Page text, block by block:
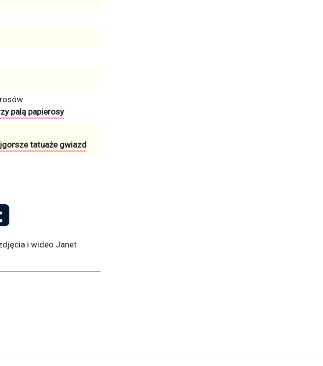
palą papierosy
tatuaże gwiazd
i wideo Janet